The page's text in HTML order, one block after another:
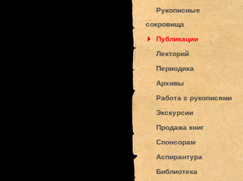
Рукописные
сокровища
Публикации
Лекторий
Периодика
Архивы
Работа с рукописями
Экскурсии
Продажа книг
Спонсорам
Аспирантура
Библиотека